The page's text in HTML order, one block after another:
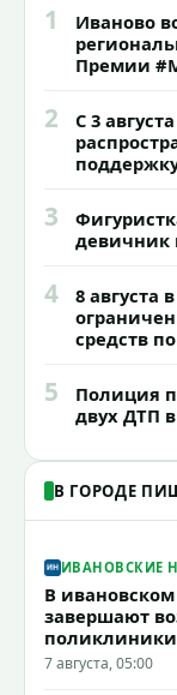
1
Иваново
Премии
2
С 3
3
девичник
4
8 августа
средств
5
Полиция
двух ДТП
В ГОРОДЕ
ИВАНОВСКИЕ
В
завершают
поликлиники
7 августа, 05:00